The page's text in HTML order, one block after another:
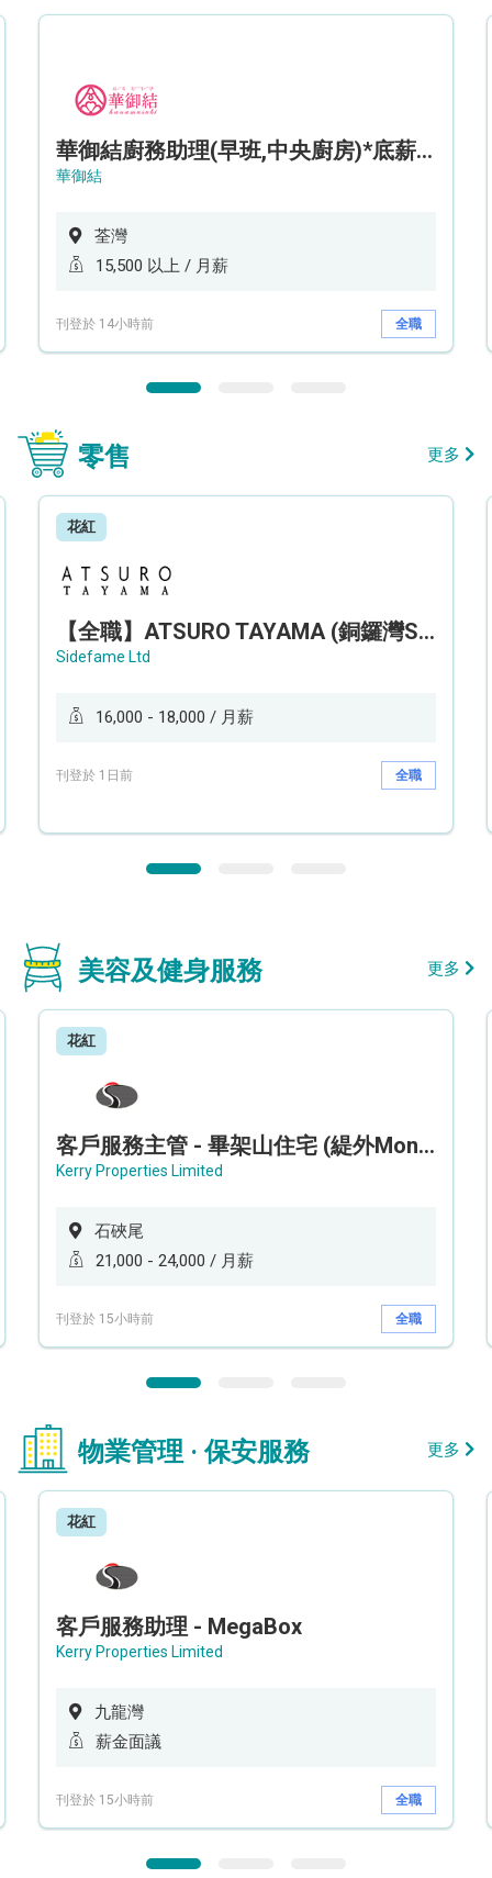
華御結廚務助理(早班,中央廚房)*底薪可達$15.5k* (5天工作週)
華御結
荃灣
15,500 以上 / 月薪
刊登於 14小時前 全職
零售 更多
花紅
【全職】ATSURO TAYAMA (銅鑼灣Sogo分店) 服裝銷售及造型顧問 Sales & Fashion Stylist【永久保證佣金+新人獎金$3,000】
Sidefame Ltd
16,000 - 18,000 / 月薪
刊登於 1日前 全職
美容及健身服務 更多
花紅
客戶服務主管 - 畢架山住宅 (緹外Mont Verra)
Kerry Properties Limited
石硤尾
21,000 - 24,000 / 月薪
刊登於 15小時前 全職
物業管理 · 保安服務 更多
花紅
客戶服務助理 - MegaBox
Kerry Properties Limited
九龍灣
薪金面議
刊登於 15小時前 全職